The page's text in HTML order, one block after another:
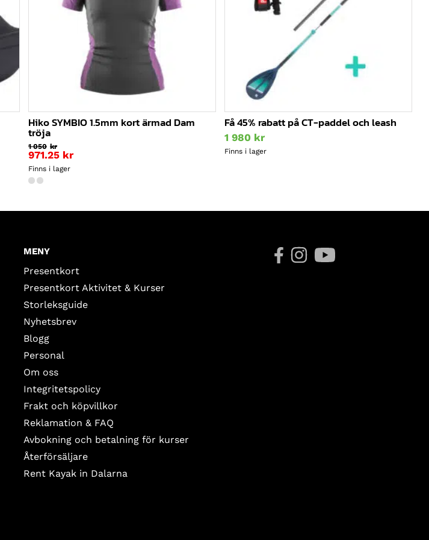
Hiko SYMBIO 1.5mm kort ärmad Dam
tröja
1 050 kr
971.25 kr
Finns i lager
Få 45% rabatt på CT-paddel och leash
1 980 kr
Finns i lager
MENY
Presentkort
Presentkort Aktivitet & Kurser
Storleksguide
Nyhetsbrev
Blogg
Personal
Om oss
Integritetspolicy
Frakt och köpvillkor
Reklamation & FAQ
Avbokning och betalning för kurser
Återförsäljare
Rent Kayak in Dalarna